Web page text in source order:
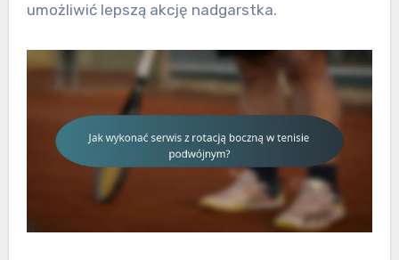
umożliwić lepszą akcję nadgarstka.